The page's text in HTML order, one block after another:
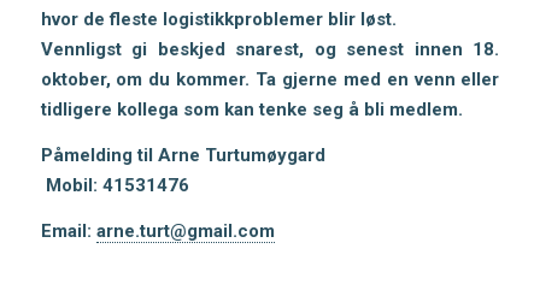
hvor de fleste logistikkproblemer blir løst.
Vennligst gi beskjed snarest, og senest innen 18.
oktober, om du kommer. Ta gjerne med en venn eller
tidligere kollega som kan tenke seg å bli medlem.
Påmelding til Arne Turtumøygard
Mobil: 41531476
Email: arne.turt@gmail.com